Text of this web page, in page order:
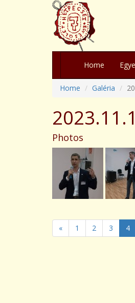
Home
Home Galéria
Photos
« 1 2 3 4